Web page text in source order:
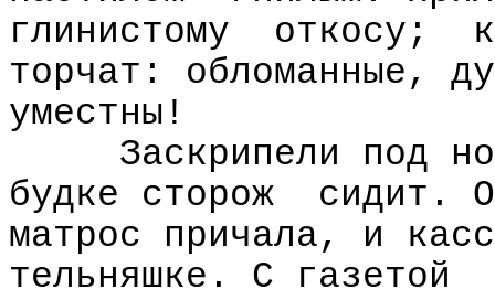
глинистому
откосу;
торчат: обломанные,
уместны!
Заскрипели под
будке сторож
сидит.
матрос причала, и
тельняшке. С газетой